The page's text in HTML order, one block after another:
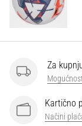
Prikaži
sve
Za
Kartično
Načini